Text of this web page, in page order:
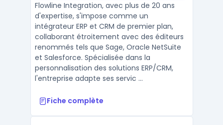
Flowline Integration, avec plus de 20 ans
d'expertise, s'impose comme un
intégrateur ERP et CRM de premier plan,
collaborant étroitement avec des éditeurs
renommés tels que Sage, Oracle NetSuite
et Salesforce. Spécialisée dans la
personnalisation des solutions ERP/CRM,
l'entreprise adapte ses servic ...
Fiche complète